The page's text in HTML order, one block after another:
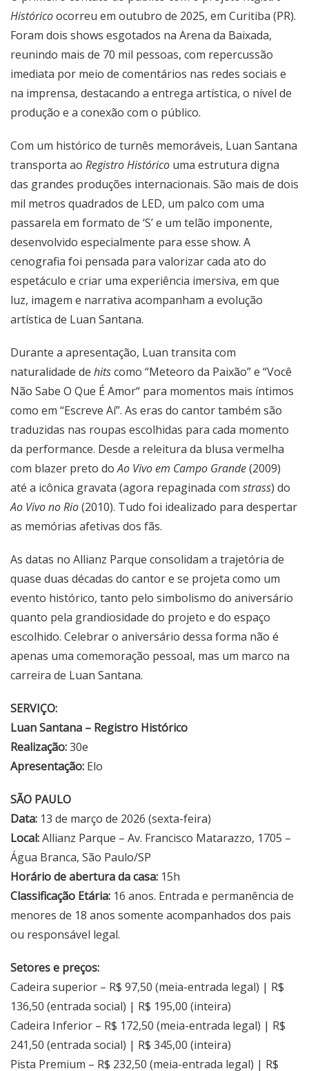
Históricoocorreu em outubro de 2025, em Curitiba (PR).
Foram dois shows esgotados na Arena da Baixada,
reunindo mais de 70 mil pessoas, com repercussão
imediata por meio de comentários nas redes sociais e
na imprensa, destacando a entrega artística, o nível de
produção e a conexão com o público.
Com um histórico de turnês memoráveis, Luan Santana
transporta ao Registro Histórico uma estrutura digna
das grandes produções internacionais. São mais de dois
mil metros quadrados de LED, um palco com uma
passarela em formato de ‘S’ e um telão imponente,
desenvolvido especialmente para esse show. A
cenografia foi pensada para valorizar cada ato do
espetáculo e criar uma experiência imersiva, em que
luz, imagem e narrativa acompanham a evolução
artística de Luan Santana.
Durante a apresentação, Luan transita com
naturalidade de hitscomo “Meteoro da Paixão” e “Você
Não Sabe O Que É Amor“ para momentos mais íntimos
como em “Escreve Aí”. As eras do cantor também são
traduzidas nas roupas escolhidas para cada momento
da performance. Desde a releitura da blusa vermelha
com blazer preto doAo Vivo em Campo Grande(2009)
até a icônica gravata (agora repaginada com strass) do
Ao Vivo no Rio(2010). Tudo foi idealizado para despertar
as memórias afetivas dos fãs.
As datas no Allianz Parque consolidam a trajetória de
quase duas décadas do cantor e se projeta como um
evento histórico, tanto pelo simbolismo do aniversário
quanto pela grandiosidade do projeto e do espaço
escolhido. Celebrar o aniversário dessa forma não é
apenas uma comemoração pessoal, mas um marco na
carreira de Luan Santana.
SERVIÇO:
Luan Santana – Registro Histórico
Realização:30e
Apresentação: Elo
SÃO PAULO
Data: 13 de março de 2026 (sexta-feira)
Local:Allianz Parque – Av. Francisco Matarazzo, 1705 –
Água Branca, São Paulo/SP
Horário de abertura da casa: 15h
Classificação Etária: 16 anos. Entrada e permanência de
menores de 18 anos somente acompanhados dos pais
ou responsável legal.
Setores e preços:
Cadeira superior – R$ 97,50 (meia-entrada legal) | R$
136,50 (entrada social) | R$ 195,00 (inteira)
Cadeira Inferior – R$ 172,50 (meia-entrada legal) | R$
241,50 (entrada social) | R$ 345,00 (inteira)
Pista Premium – R$ 232,50 (meia-entrada legal) | R$